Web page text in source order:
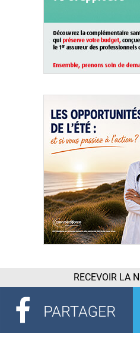
RECEVOIR LA